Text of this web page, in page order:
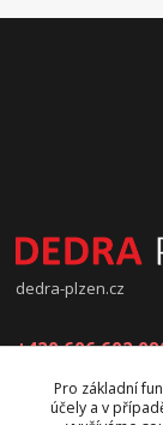
dedra-plzen.cz
+420 606 602
Pro základní
účely a v